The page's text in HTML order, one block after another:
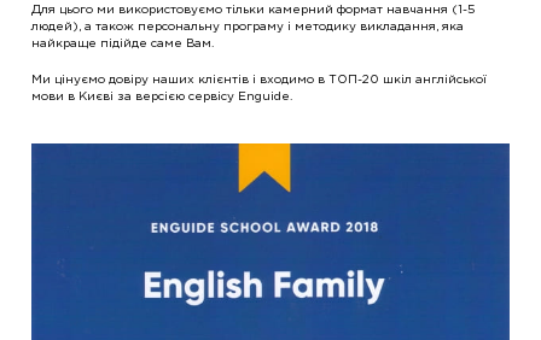
Для цього ми використовуємо тільки камерний формат навчання (1-5
людей), а також персональну програму і методику викладання, яка
найкраще підійде саме Вам.
Ми цінуємо довіру наших клієнтів і входимо в ТОП-20 шкіл англійської
мови в Києві за версією сервісу Enguide.